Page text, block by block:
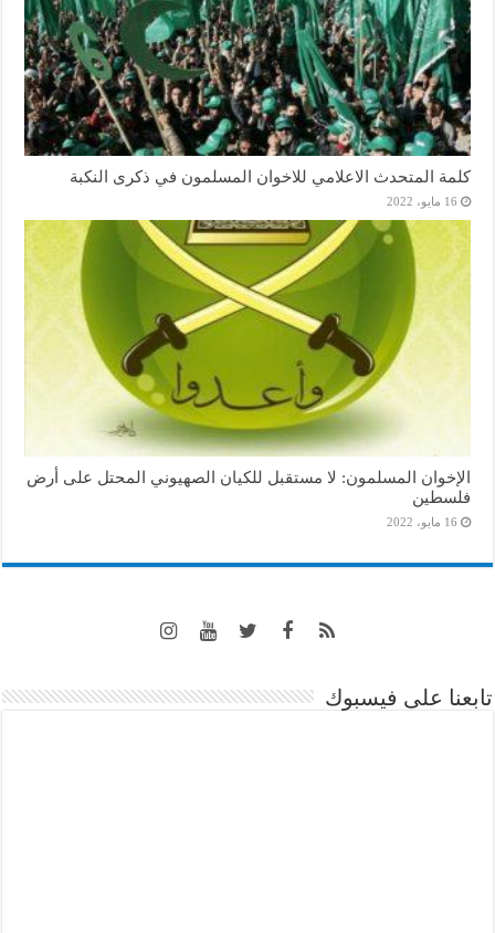
كلمة المتحدث الاعلامي للاخوان المسلمون في ذكرى النكبة
16 مايو، 2022
الإخوان المسلمون: لا مستقبل للكيان الصهيوني المحتل على أرض
فلسطين
16 مايو، 2022
تابعنا على فيسبوك